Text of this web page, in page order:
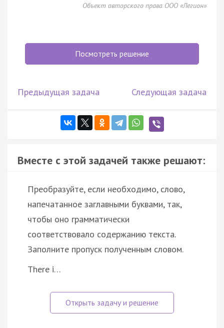
Объект авторского права ООО «Легион»
Посмотреть решение
Предыдущая задача Следующая задача
Вместе с этой задачей также решают:
Преобразуйте, если необходимо, слово,
напечатанное заглавными буквами, так,
чтобы оно грамматически
соответствовало содержанию текста.
Заполните пропуск полученным словом.
There i…